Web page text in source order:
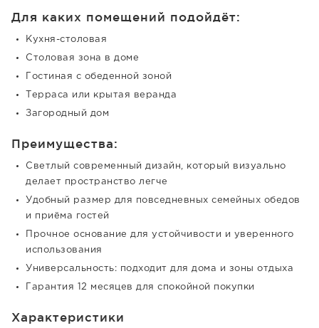
Для каких помещений подойдёт:
Кухня-столовая
Столовая зона в доме
Гостиная с обеденной зоной
Терраса или крытая веранда
Загородный дом
Преимущества:
Светлый современный дизайн, который визуально
делает пространство легче
Удобный размер для повседневных семейных обедов
и приёма гостей
Прочное основание для устойчивости и уверенного
использования
Универсальность: подходит для дома и зоны отдыха
Гарантия 12 месяцев для спокойной покупки
Характеристики